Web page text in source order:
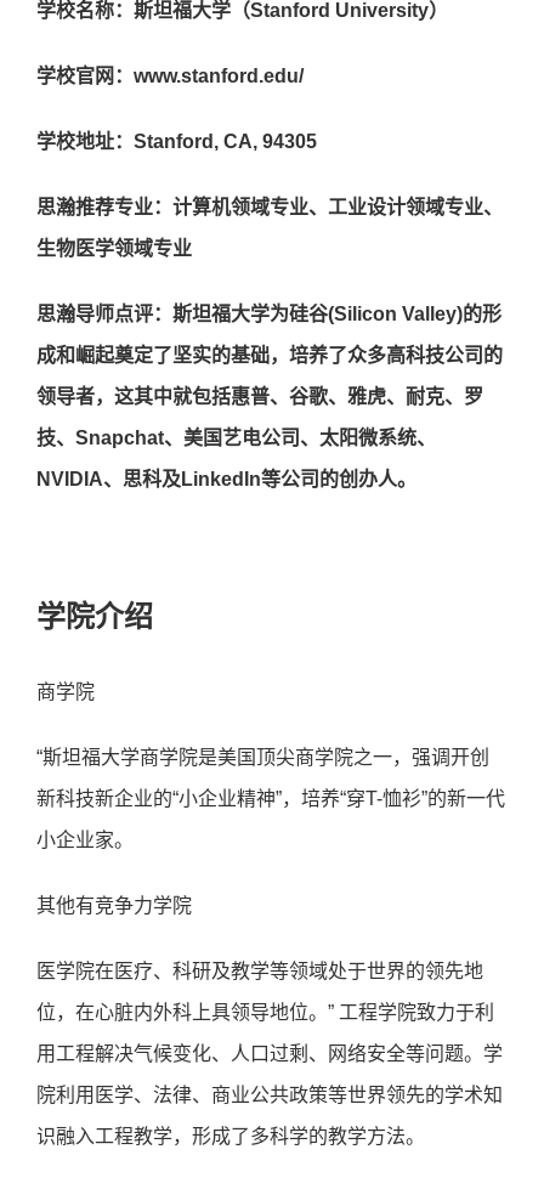
学校名称：斯坦福大学（Stanford University）
学校官网：www.stanford.edu/
学校地址：Stanford, CA, 94305
思瀚推荐专业：计算机领域专业、工业设计领域专业、
生物医学领域专业
思瀚导师点评：斯坦福大学为硅谷(Silicon Valley)的形
成和崛起奠定了坚实的基础，培养了众多高科技公司的
领导者，这其中就包括惠普、谷歌、雅虎、耐克、罗
技、Snapchat、美国艺电公司、太阳微系统、
NVIDIA、思科及LinkedIn等公司的创办人。
学院介绍
商学院
“斯坦福大学商学院是美国顶尖商学院之一，强调开创
新科技新企业的“小企业精神”，培养“穿T-恤衫”的新一代
小企业家。
其他有竞争力学院
医学院在医疗、科研及教学等领域处于世界的领先地
位，在心脏内外科上具领导地位。” 工程学院致力于利
用工程解决气候变化、人口过剩、网络安全等问题。学
院利用医学、法律、商业公共政策等世界领先的学术知
识融入工程教学，形成了多科学的教学方法。